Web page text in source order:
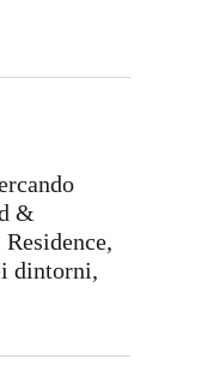
&
dintorni,